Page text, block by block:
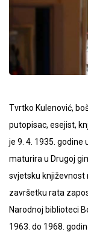
Tvrtko Kulenović,
putopisac, esejist,
je 9. 4. 1935. godine
maturira u Drugoj
svjetsku književnost
završetku rata
Narodnoj biblioteci
1963. do 1968.